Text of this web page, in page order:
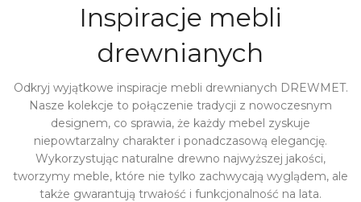
Inspiracje mebli
drewnianych
Odkryj wyjątkowe inspiracje mebli drewnianych DREWMET.
Nasze kolekcje to połączenie tradycji z nowoczesnym
designem, co sprawia, że każdy mebel zyskuje
niepowtarzalny charakter i ponadczasową elegancję.
Wykorzystując naturalne drewno najwyższej jakości,
tworzymy meble, które nie tylko zachwycają wyglądem, ale
także gwarantują trwałość i funkcjonalność na lata.